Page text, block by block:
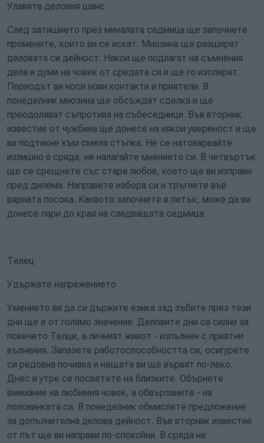
Улавяте деловия шанс
След затишието през миналата седмица ще започнете
промените, които ви се искат. Мнозина ще разширят
деловата си дейност. Някои ще подлагат на съмнения
дела и думи на човек от средата си и ще го изолират.
Периодът ви носи нови контакти и приятели. В
понеделник мнозина ще обсъждат сделка и ще
преодоляват съпротива на събеседници. Във вторник
известие от чужбина ще донесе на някои увереност и ще
ви подтикне към смела стъпка. Не се натоварвайте
излишно в сряда, не налагайте мнението си. В четвъртък
ще се срещнете със стара любов, което ще ви изправи
пред дилема. Направете избора си и тръгнете във
вярната посока. Каквото започнете в петък, може да ви
донесе пари до края на следващата седмица.
Телец
Удържате напрежението
Умението ви да си държите езика зад зъбите през тези
дни ще е от голямо значение. Деловите дни са силни за
повечето Телци, а личният живот - изпълнен с приятни
вълнения. Запазете работоспособността си, осигурете
си редовна почивка и нещата ви ще вървят по-леко.
Днес и утре се посветете на близките. Обърнете
внимание на любимия човек, а обвързаните - на
половинката си. В понеделник обмислете предложение
за допълнителна делова дейност. Във вторник известие
от път ще ви направи по-спокойни. В сряда не